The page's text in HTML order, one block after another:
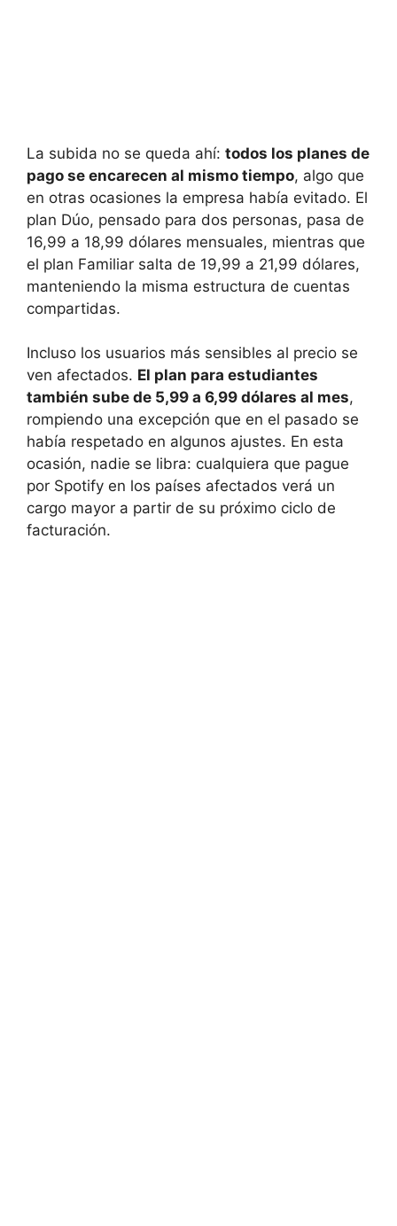
La subida no se queda ahí: todos los planes de
pago se encarecen al mismo tiempo, algo que
en otras ocasiones la empresa había evitado. El
plan Dúo, pensado para dos personas, pasa de
16,99 a 18,99 dólares mensuales, mientras que
el plan Familiar salta de 19,99 a 21,99 dólares,
manteniendo la misma estructura de cuentas
compartidas.
Incluso los usuarios más sensibles al precio se
ven afectados. El plan para estudiantes
también sube de 5,99 a 6,99 dólares al mes,
rompiendo una excepción que en el pasado se
había respetado en algunos ajustes. En esta
ocasión, nadie se libra: cualquiera que pague
por Spotify en los países afectados verá un
cargo mayor a partir de su próximo ciclo de
facturación.